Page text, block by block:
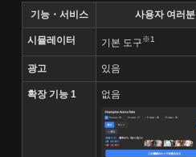
기능・서비스 사용자 여러분
시뮬레이터 기본 도구※1
광고 있음
확장 기능 1 없음